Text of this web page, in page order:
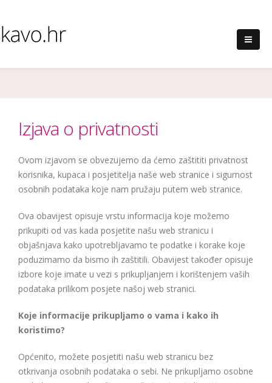
Izjava o privatnosti
Ovom izjavom se obvezujemo da ćemo zaštititi privatnost
korisnika, kupaca i posjetitelja naše web stranice i sigurnost
osobnih podataka koje nam pružaju putem web stranice.
Ova obavijest opisuje vrstu informacija koje možemo
prikupiti od vas kada posjetite našu web stranicu i
objašnjava kako upotrebljavamo te podatke i korake koje
poduzimamo da bismo ih zaštitili. Obavijest također opisuje
izbore koje imate u vezi s prikupljanjem i korištenjem vaših
podataka prilikom posjete našoj web stranici.
Koje informacije prikupljamo o vama i kako ih
koristimo?
Općenito, možete posjetiti našu web stranicu bez
otkrivanja osobnih podataka o sebi. Ne prikupljamo osobne